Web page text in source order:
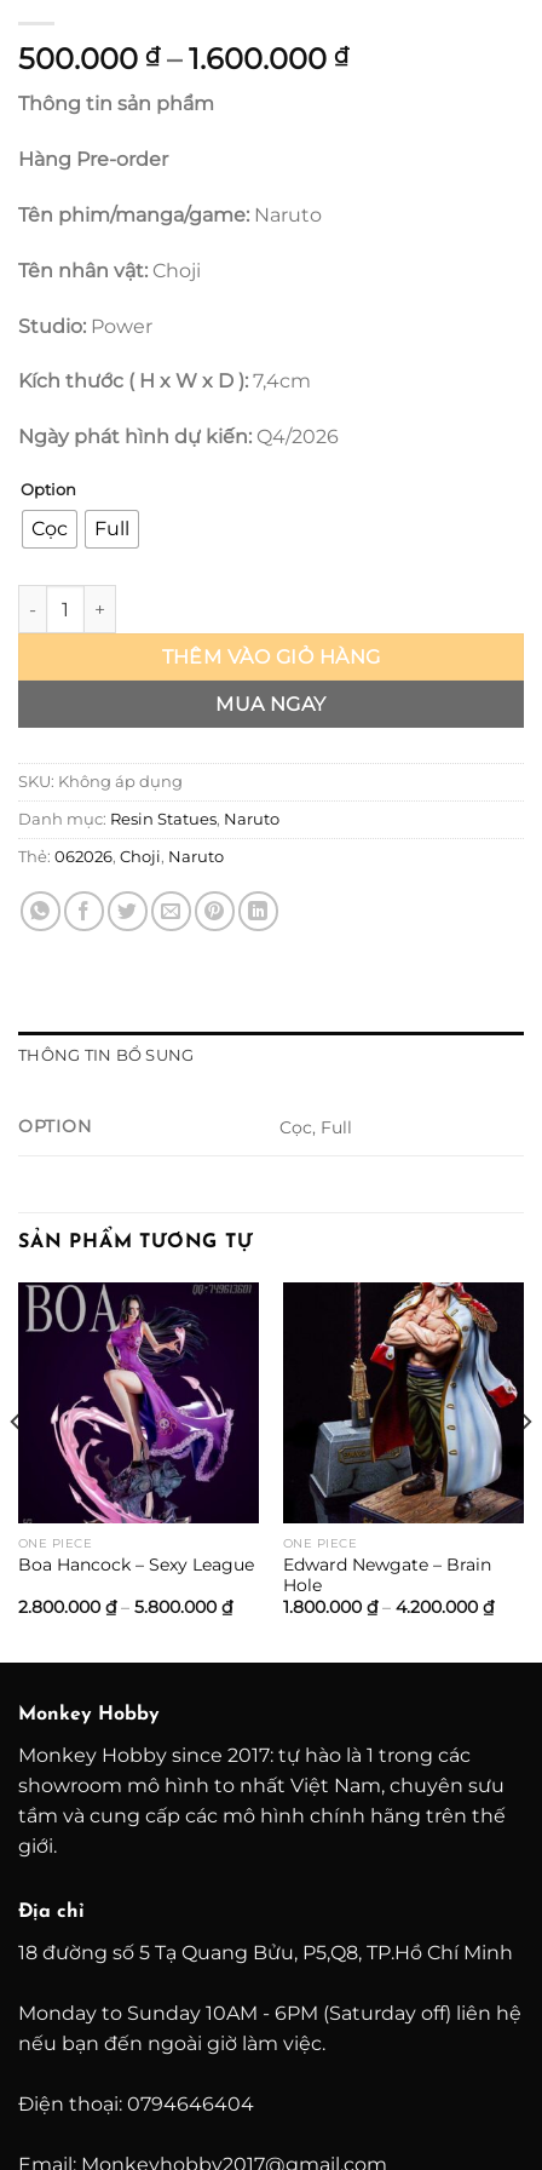
500.000 ₫ – 1.600.000 ₫Khoảng
Thông tin sản phẩm
Hàng Pre-order
Tên phim/manga/game: Naruto
Tên nhân vật: Choji
Studio: Power
Kích thước ( H x W x D ): 7,4cm
Ngày phát hình dự kiến: Q4/2026
Option
Cọc Full
Naruto - Choji - Power số lượng
THÊM VÀO GIỎ HÀNG
MUA NGAY
SKU: Không áp dụng
Danh mục: Resin Statues, Naruto
Thẻ: 062026, Choji, Naruto
THÔNG TIN BỔ SUNG
OPTION Cọc, Full
SẢN PHẨM TƯƠNG TỰ
ONE PIECE
Boa Hancock – Sexy League
2.800.000 ₫ – 5.800.000 ₫Khoảng
giá:
đến
ONE PIECE
Edward Newgate – Brain
Hole
1.800.000 ₫ – 4.200.000 ₫
giá:
đến
Monkey Hobby
Monkey Hobby since 2017: tự hào là 1 trong các
showroom mô hình to nhất Việt Nam, chuyên sưu
tầm và cung cấp các mô hình chính hãng trên thế
giới.
Địa chỉ
18 đường số 5 Tạ Quang Bửu, P5,Q8, TP.Hồ Chí Minh
Monday to Sunday 10AM - 6PM (Saturday off) liên hệ
nếu bạn đến ngoài giờ làm việc.
Điện thoại: 0794646404
Email: Monkeyhobby2017@gmail.com